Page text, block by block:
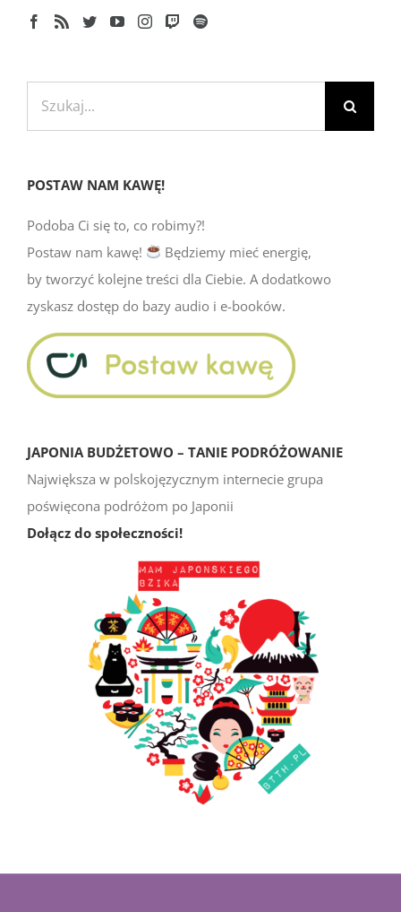
POSTAW NAM KAWĘ!
Podoba Ci się to, co robimy?!
Postaw nam kawę!
Będziemy mieć energię,
by tworzyć kolejne treści dla Ciebie. A dodatkowo
zyskasz dostęp do bazy audio i e-booków.
JAPONIA BUDŻETOWO – TANIE PODRÓŻOWANIE
Największa w polskojęzycznym internecie grupa
poświęcona podróżom po Japonii
Dołącz do społeczności!